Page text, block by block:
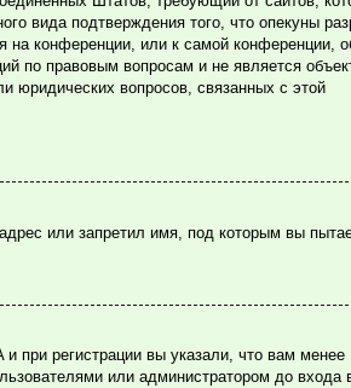
вида подтверждения того, что опекуны
конференции, или к самой конференции,
по правовым вопросам и не является
юридических вопросов, связанных с этой
или запретил имя, под которым вы
при регистрации вы указали, что вам менее
или администратором до входа